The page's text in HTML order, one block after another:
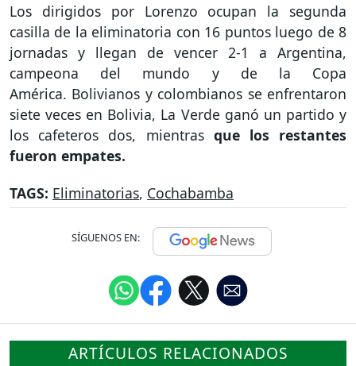
Los dirigidos por Lorenzo ocupan la segunda
casilla de la eliminatoria con 16 puntos luego de 8
jornadas y llegan de vencer 2-1 a Argentina,
campeona del mundo y de la Copa
América. Bolivianos y colombianos se enfrentaron
siete veces en Bolivia, La Verde ganó un partido y
los cafeteros dos, mientras que los restantes
fueron empates.
TAGS: Eliminatorias, Cochabamba
SÍGUENOS EN:
ARTÍCULOS RELACIONADOS